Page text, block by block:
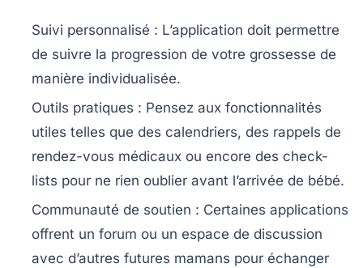
Suivi personnalisé : L’application doit permettre
de suivre la progression de votre grossesse de
manière individualisée.
Outils pratiques : Pensez aux fonctionnalités
utiles telles que des calendriers, des rappels de
rendez-vous médicaux ou encore des check-
lists pour ne rien oublier avant l’arrivée de bébé.
Communauté de soutien : Certaines applications
offrent un forum ou un espace de discussion
avec d’autres futures mamans pour échanger